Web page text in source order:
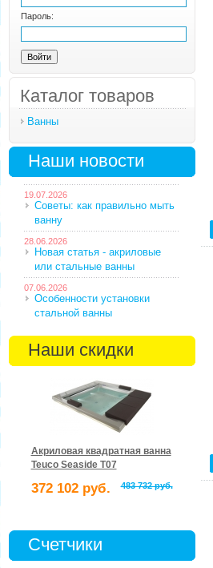
Пароль:
Каталог товаров
Ванны
Наши новости
19.07.2026
Советы: как правильно мыть
ванну
28.06.2026
Новая статья - акриловые
или стальные ванны
07.06.2026
Особенности установки
стальной ванны
Наши скидки
Акриловая квадратная ванна
Teuco Seaside T07
372 102 руб. 483 732 руб.
Счетчики